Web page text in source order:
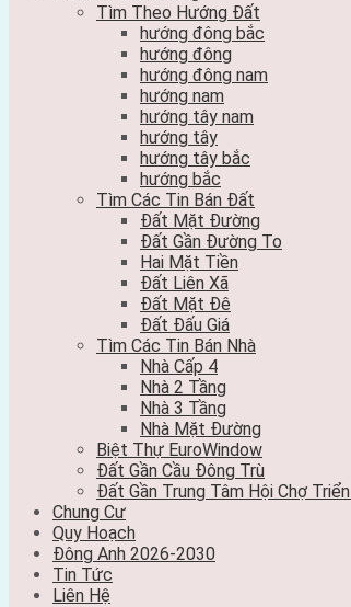
Tìm Theo Hướng Đất
hướng đông bắc
hướng đông
hướng đông nam
hướng nam
hướng tây nam
hướng tây
hướng tây bắc
hướng bắc
Tìm Các Tin Bán Đất
Đất Mặt Đường
Đất Gần Đường To
Hai Mặt Tiền
Đất Liên Xã
Đất Mặt Đê
Đất Đấu Giá
Tìm Các Tin Bán Nhà
Nhà Cấp 4
Nhà 2 Tầng
Nhà 3 Tầng
Nhà Mặt Đường
Biệt Thự EuroWindow
Đất Gần Cầu Đông Trù
Đất Gần Trung Tâm Hội Chợ
Chung Cư
Quy Hoạch
Đông Anh 2026-2030
Tin Tức
Liên Hệ